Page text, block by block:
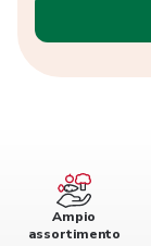
Ampio
assortimento